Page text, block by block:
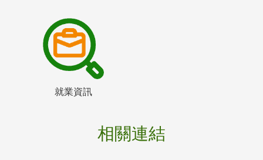
就業資訊
相關連結